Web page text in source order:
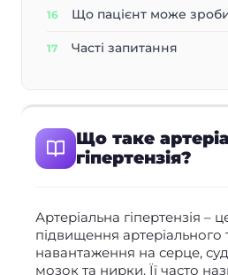
Що пацієнт може
Часті запитання
Що таке
гіпертензія?
Артеріальна гіпертензія –
підвищення артеріального
навантаження на серце,
мозок та нирки. Її часто